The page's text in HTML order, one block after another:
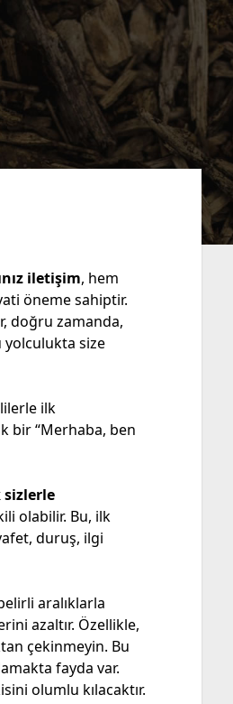
iletişim, hem
öneme sahiptir.
doğru zamanda,
yolculukta size
ilk
bir “Merhaba, ben
olabilir. Bu, ilk
duruş, ilgi
aralıklarla
azaltır. Özellikle,
çekinmeyin. Bu
fayda var.
olumlu kılacaktır.